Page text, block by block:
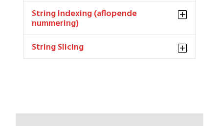
String Indexing (aflopende
nummering)
String Slicing